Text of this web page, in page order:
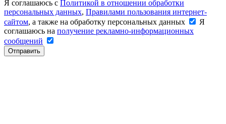
Я соглашаюсь с Политикой в отношении обработки
персональных данных, Правилами пользования интернет-
сайтом, а также на обработку персональных данных
Я
соглашаюсь на получение рекламно-информационных
сообщений
Отправить